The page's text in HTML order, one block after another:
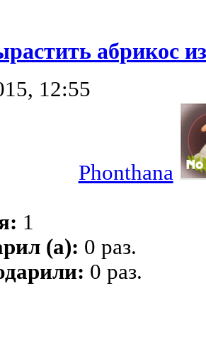
абрикос
12:55
Phonthana
1
(а): 0 раз.
0 раз.